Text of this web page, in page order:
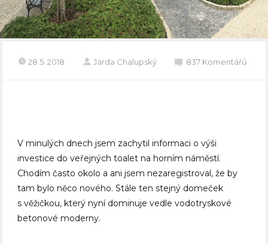
28.5. 2018 Jarda Chalupský 837 Komentářů
V minulých dnech jsem zachytil informaci o výši
investice do veřejných toalet na horním náměstí.
Chodím často okolo a ani jsem nezaregistroval, že by
tam bylo něco nového. Stále ten stejný domeček
s věžičkou, který nyní dominuje vedle vodotryskové
betonové moderny.